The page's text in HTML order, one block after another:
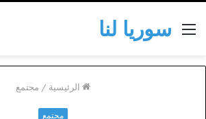
سوريا لناالقائمة
الرئيسية / مجتمع
مجتمع